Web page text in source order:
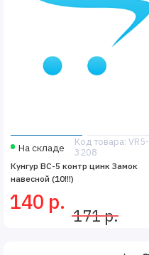
На складе
Код товара: VR5-
3208
Кунгур ВС-5 контр цинк Замок
навесной (10!!!)
140 р.
171 р.